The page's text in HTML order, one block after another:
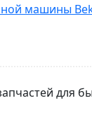
машины
для